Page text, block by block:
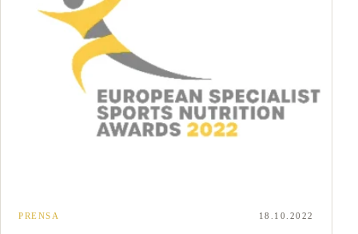
PRENSA 18.10.2022